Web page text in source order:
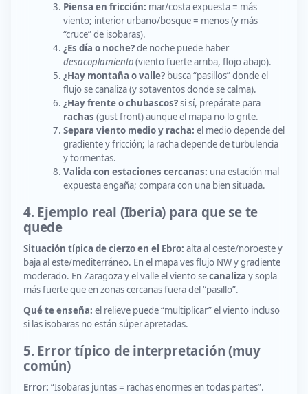
Piensa en fricción: mar/costa expuesta = más
viento; interior urbano/bosque = menos (y más
“cruce” de isobaras).
¿Es día o noche?de noche puede haber
desacoplamiento(viento fuerte arriba, flojo abajo).
¿Hay montaña o valle? busca “pasillos” donde el
flujo se canaliza (y sotaventos donde se calma).
¿Hay frente o chubascos?si sí, prepárate para
rachas (gust front) aunque el mapa no lo grite.
Separa viento medio y racha: el medio depende del
gradiente y fricción; la racha depende de turbulencia
y tormentas.
Valida con estaciones cercanas: una estación mal
expuesta engaña; compara con una bien situada.
4. Ejemplo real (Iberia) para que se te
quede
Situación típica de cierzo en el Ebro: alta al oeste/noroeste y
baja al este/mediterráneo. En el mapa ves flujo NW y gradiente
moderado. En Zaragoza y el valle el viento secanaliza y sopla
más fuerte que en zonas cercanas fuera del “pasillo”.
Qué te enseña: el relieve puede “multiplicar” el viento incluso
si las isobaras no están súper apretadas.
5. Error típico de interpretación (muy
común)
Error: “Isobaras juntas = rachas enormes en todas partes”.